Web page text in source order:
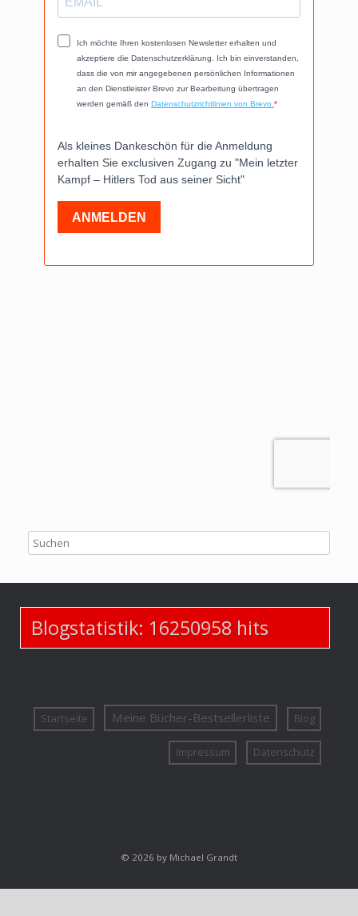
Blogstatistik: 16250958 hits
Startseite Meine Bücher-Bestsellerliste Blog
Impressum Datenschutz
© 2026 by Michael Grandt